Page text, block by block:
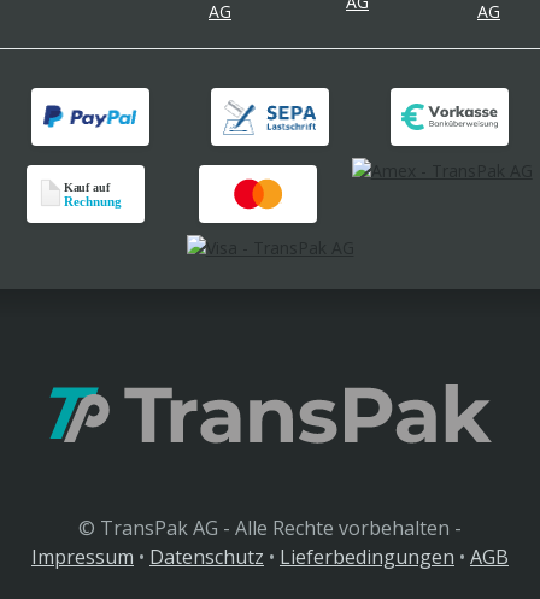
© TransPak AG - Alle Rechte vorbehalten -
Impressum • Datenschutz • Lieferbedingungen • AGB